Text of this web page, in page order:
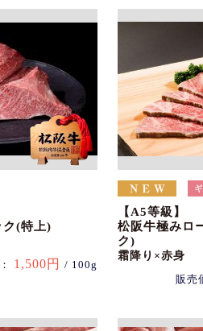
ク(特上)
1,500円 / 100g
【A5等級】
松阪牛極みロ
ク)
霜降り×赤身
販売